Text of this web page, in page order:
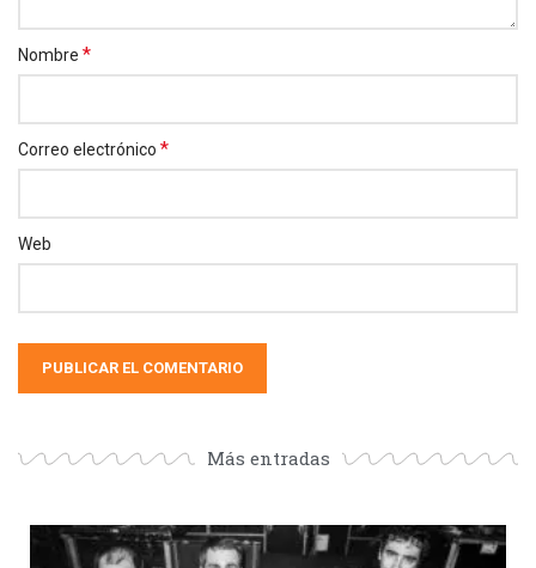
Nombre *
Correo electrónico *
Web
Más entradas